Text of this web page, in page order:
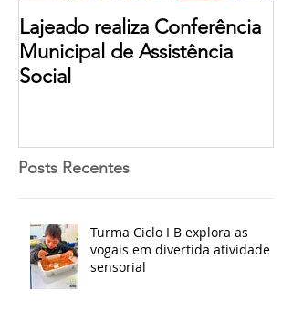
Lajeado realiza Conferência
Municipal de Assistência
Social
Posts Recentes
Turma Ciclo I B explora as
vogais em divertida atividade
sensorial